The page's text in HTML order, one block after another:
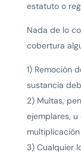
estatuto o
Nada de lo
cobertura
1) Remoción
sustancia
2) Multas,
ejemplares,
3) Cualquier